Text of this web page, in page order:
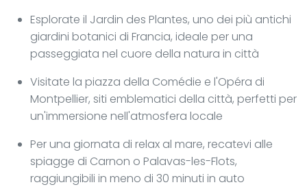
Esplorate il Jardin des Plantes, uno dei più antichi
giardini botanici di Francia, ideale per una
passeggiata nel cuore della natura in città
Visitate la piazza della Comédie e l'Opéra di
Montpellier, siti emblematici della città, perfetti per
un'immersione nell'atmosfera locale
Per una giornata di relax al mare, recatevi alle
spiagge di Carnon o Palavas-les-Flots,
raggiungibili in meno di 30 minuti in auto